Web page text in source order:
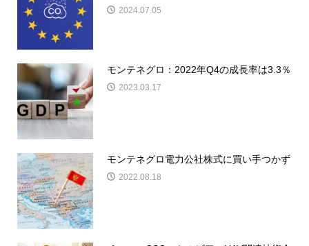
2024.07.05
モンテネグロ：2022年Q4の成長率は3.3％
2023.03.17
モンテネグロ電力公社株式に買い手つかず
2022.08.18